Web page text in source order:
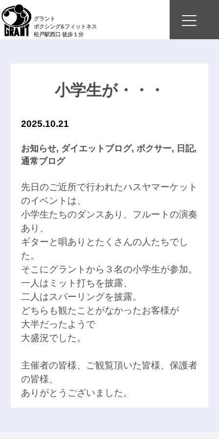
グラント
ボクシング&フィットネス
松戸駅西口 徒歩１分
小学生が・・・
2025.10.21
お知らせ, ダイエットブログ, ボクサー, 日記,
通常ブログ
先日のご近所で行われたハスヤマーケット
のイベントは、
小学生たちのダンスあり、フルートの演奏
あり、
ギターと唄ありとたくさんの人たちでし
た。
そこにグラントから３名の小学生が参加。
一人はミット打ちを披露、
二人はスパーリングを披露。
どちらも観たことがなかったお客様が
大半だったようで
大盛況でした。
主催者の皆様、ご観覧頂いた皆様、保護者
の皆様、
ありがとうございました。